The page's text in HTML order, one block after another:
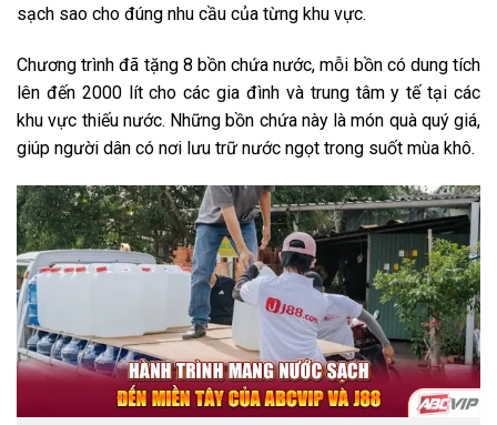
sạch sao cho đúng nhu cầu của từng khu vực.
Chương trình đã tặng 8 bồn chứa nước, mỗi bồn có dung tích
lên đến 2000 lít cho các gia đình và trung tâm y tế tại các
khu vực thiếu nước. Những bồn chứa này là món quà quý giá,
giúp người dân có nơi lưu trữ nước ngọt trong suốt mùa khô.